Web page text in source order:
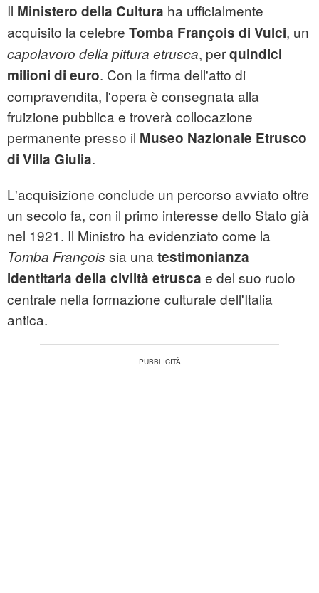
Il Ministero della Cultura ha ufficialmente
acquisito la celebre Tomba François di Vulci, un
capolavoro della pittura etrusca, perquindici
milioni di euro. Con la firma dell'atto di
compravendita, l'opera è consegnata alla
fruizione pubblica e troverà collocazione
permanente presso il Museo Nazionale Etrusco
di Villa Giulia.
L'acquisizione conclude un percorso avviato oltre
un secolo fa, con il primo interesse dello Stato già
nel 1921. Il Ministro ha evidenziato come la
Tomba François sia una testimonianza
identitaria della civiltà etrusca e del suo ruolo
centrale nella formazione culturale dell'Italia
antica.